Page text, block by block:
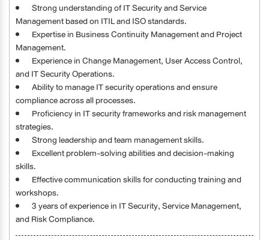
Strong understanding of IT Security and Service
Management based on ITIL and ISO standards.
Expertise in Business Continuity Management and Project
Management.
Experience in Change Management, User Access Control,
and IT Security Operations.
Ability to manage IT security operations and ensure
compliance across all processes.
Proficiency in IT security frameworks and risk management
strategies.
Strong leadership and team management skills.
Excellent problem-solving abilities and decision-making
skills.
Effective communication skills for conducting training and
workshops.
3 years of experience in IT Security, Service Management,
and Risk Compliance.